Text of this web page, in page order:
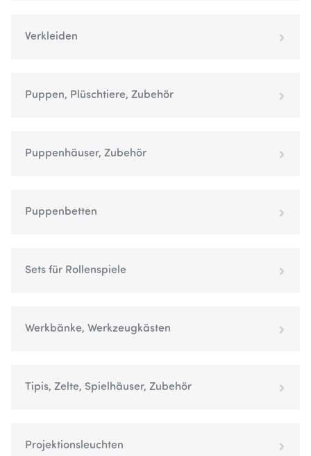
Verkleiden
Puppen, Plüschtiere, Zubehör
Puppenhäuser, Zubehör
Puppenbetten
Sets für Rollenspiele
Werkbänke, Werkzeugkästen
Tipis, Zelte, Spielhäuser, Zubehör
Projektionsleuchten